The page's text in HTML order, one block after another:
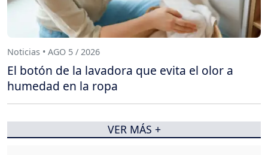
Noticias • AGO 5 / 2026
El botón de la lavadora que evita el olor a
humedad en la ropa
VER MÁS +